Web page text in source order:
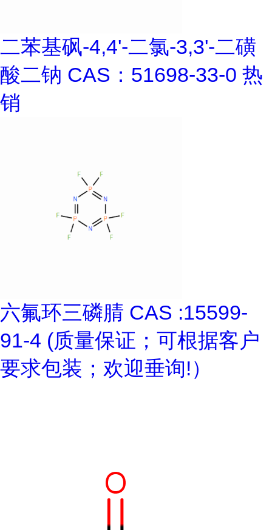
二苯基砜-4,4'-二氯-3,3'-二磺
酸二钠 CAS：51698-33-0 热
销
六氟环三磷腈 CAS :15599-
91-4 (质量保证；可根据客户
要求包装；欢迎垂询!）